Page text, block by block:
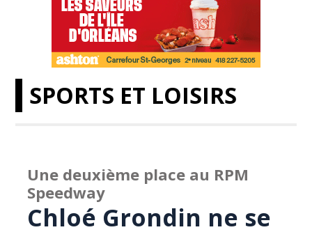
SPORTS ET LOISIRS
Une deuxième place au RPM
Speedway
Chloé Grondin ne se